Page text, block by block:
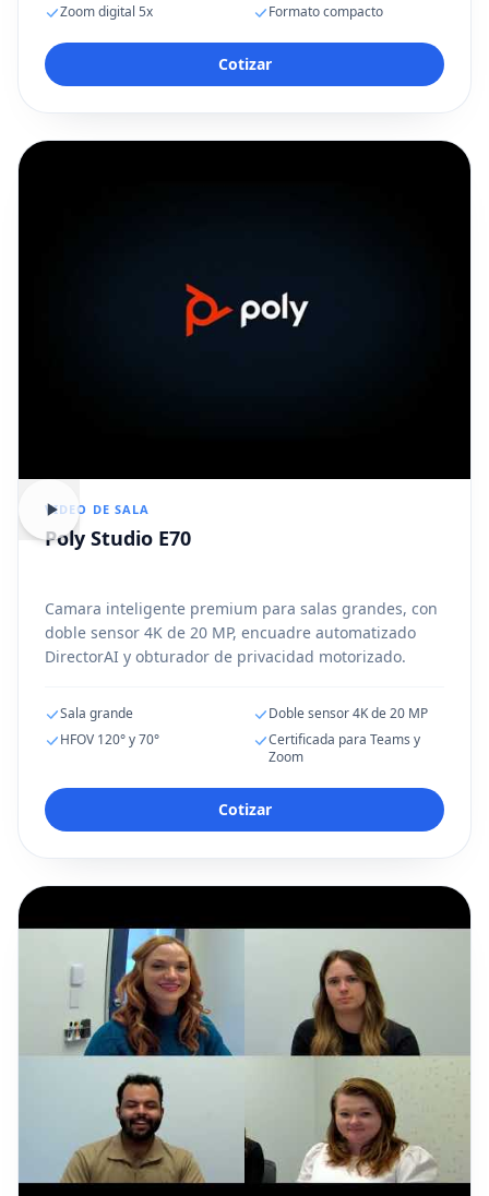
Zoom digital 5x Formato compacto
Cotizar
VIDEO DE SALA
Poly Studio E70
Camara inteligente premium para salas grandes, con
doble sensor 4K de 20 MP, encuadre automatizado
DirectorAI y obturador de privacidad motorizado.
Sala grande
Doble sensor 4K de 20 MP
HFOV 120° y 70°
Certificada para Teams y
Zoom
Cotizar